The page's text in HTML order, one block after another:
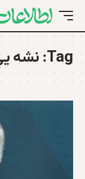
Tag: نشه